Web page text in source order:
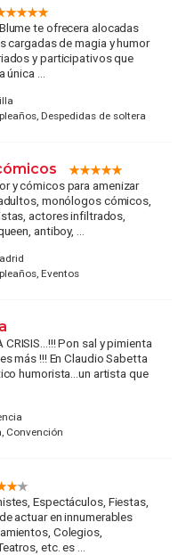
te ofrecera alocadas
cargadas de magia y humor
y participativos que
...
Despedidas de soltera
y cómicos para amenizar
monólogos cómicos,
actores infiltrados,
antiboy, ...
Eventos
CRISIS...!!! Pon sal y pimienta
más !!! En Claudio Sabetta
humorista...un artista que
Convención
Espectáculos, Fiestas,
actuar en innumerables
Colegios,
etc. es ...